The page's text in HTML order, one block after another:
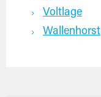
Voltlage
Wallenhorst